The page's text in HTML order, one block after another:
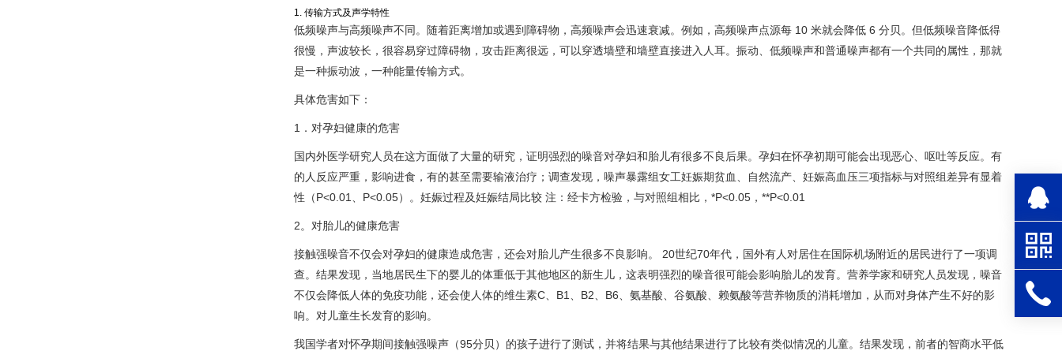
1. 传输方式及声学特性
低频噪声与高频噪声不同。随着距离增加或遇到障碍物，高频噪声会迅速衰减。例如，高频噪声点源每 10 米就会降低 6 分贝。但低频噪音降低得
很慢，声波较长，很容易穿过障碍物，攻击距离很远，可以穿透墙壁和墙壁直接进入人耳。振动、低频噪声和普通噪声都有一个共同的属性，那就
是一种振动波，一种能量传输方式。
具体危害如下：
1．对孕妇健康的危害
国内外医学研究人员在这方面做了大量的研究，证明强烈的噪音对孕妇和胎儿有很多不良后果。孕妇在怀孕初期可能会出现恶心、呕吐等反应。有
的人反应严重，影响进食，有的甚至需要输液治疗；调查发现，噪声暴露组女工妊娠期贫血、自然流产、妊娠高血压三项指标与对照组差异有显着
性（P<0.01、P<0.05）。妊娠过程及妊娠结局比较 注：经卡方检验，与对照组相比，*P<0.05，**P<0.01
2。对胎儿的健康危害
接触强噪音不仅会对孕妇的健康造成危害，还会对胎儿产生很多不良影响。 20世纪70年代，国外有人对居住在国际机场附近的居民进行了一项调
查。结果发现，当地居民生下的婴儿的体重低于其他地区的新生儿，这表明强烈的噪音很可能会影响胎儿的发育。营养学家和研究人员发现，噪音
不仅会降低人体的免疫功能，还会使人体的维生素C、B1、B2、B6、氨基酸、谷氨酸、赖氨酸等营养物质的消耗增加，从而对身体产生不好的影
响。对儿童生长发育的影响。
我国学者对怀孕期间接触强噪声（95分贝）的孩子进行了测试，并将结果与​​其他结果进行了比较有类似情况的儿童。结果发现，前者的智商水平低